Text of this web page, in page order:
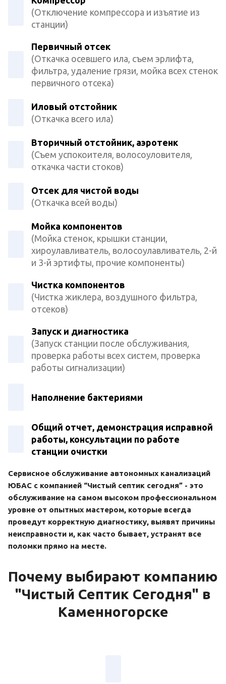
(Отключение компрессора и изъятие из
станции)
Первичный отсек
(Откачка осевшего ила, съем эрлифта,
фильтра, удаление грязи, мойка всех стенок
первичного отсека)
Иловый отстойник
(Откачка всего ила)
Вторичный отстойник, аэротенк
(Съем успокоителя, волосоуловителя,
откачка части стоков)
Отсек для чистой воды
(Откачка всей воды)
Мойка компонентов
(Мойка стенок, крышки станции,
хироулавливатель, волосоулавливатель, 2-й
и 3-й эртифты, прочие компоненты)
Чистка компонентов
(Чистка жиклера, воздушного фильтра,
отсеков)
Запуск и диагностика
(Запуск станции после обслуживания,
проверка работы всех систем, проверка
работы сигнализации)
Наполнение бактериями
Общий отчет, демонстрация исправной
работы, консультации по работе
станции очистки
Сервисное обслуживание автономных канализаций
ЮБАС с компанией “Чистый септик сегодня” - это
обслуживание на самом высоком профессиональном
уровне от опытных мастером, которые всегда
проведут корректную диагностику, выявят причины
неисправности и, как часто бывает, устранят все
поломки прямо на месте.
Почему выбирают компанию
"Чистый Септик Сегодня" в
Каменногорске